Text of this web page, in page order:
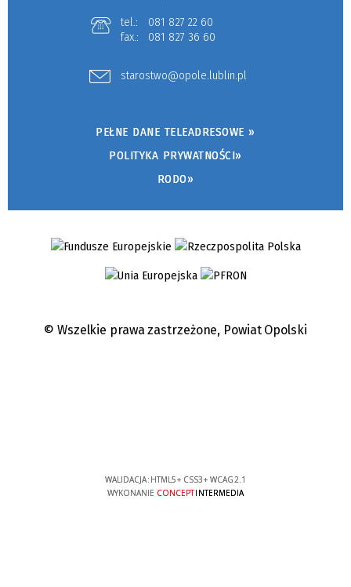
tel.:
081 827 22 60
fax.:
081 827 36 60
starostwo@opole.lublin.pl
PEŁNE DANE TELEADRESOWE »
POLITYKA PRYWATNOŚCI»
RODO»
© Wszelkie prawa zastrzeżone, Powiat Opolski
WALIDACJA: HTML5+ CSS3+ WCAG 2.1
WYKONANIE CONCEPTINTERMEDIA